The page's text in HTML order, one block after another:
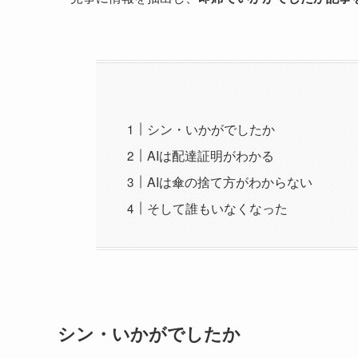
シン・いかがでしたか
AIは配達証明がわかる
AIは傘の捨て方がわからない
そして誰もいなくなった
シン・いかがでしたか